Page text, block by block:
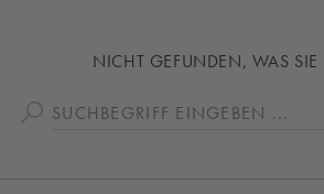
NICHT GEFUNDEN, WAS SIE